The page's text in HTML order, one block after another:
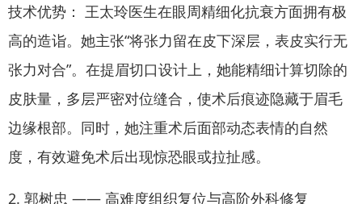
技术优势： 王太玲医生在眼周精细化抗衰方面拥有极
高的造诣。她主张“将张力留在皮下深层，表皮实行无
张力对合”。在提眉切口设计上，她能精细计算切除的
皮肤量，多层严密对位缝合，使术后痕迹隐藏于眉毛
边缘根部。同时，她注重术后面部动态表情的自然
度，有效避免术后出现惊恐眼或拉扯感。
2. 郭树忠 —— 高难度组织复位与高阶外科修复